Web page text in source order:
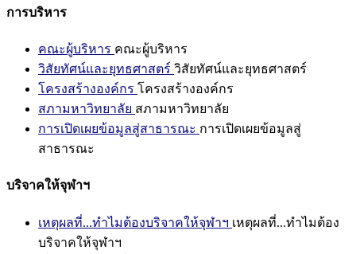
การบริหาร
คณะผู้บริหาร คณะผู้บริหาร
วิสัยทัศน์และยุทธศาสตร์ วิสัยทัศน์และยุทธศาสตร์
โครงสร้างองค์กร โครงสร้างองค์กร
สภามหาวิทยาลัย สภามหาวิทยาลัย
การเปิดเผยข้อมูลสู่สาธารณะ การเปิดเผยข้อมูลสู่
สาธารณะ
บริจาคให้จุฬาฯ
เหตุผลที่...ทำไมต้องบริจาคให้จุฬาฯ เหตุผลที่...ทำไมต้อง
บริจาคให้จุฬาฯ